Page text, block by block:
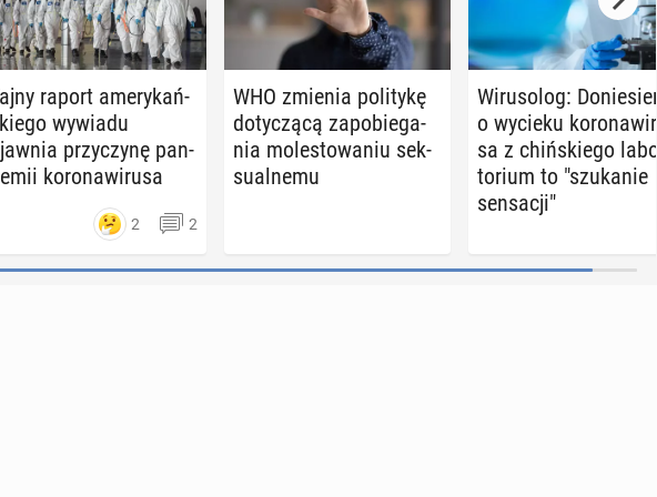
raport ame­ry­kań­
wywiadu
przy­czy­nę pan­
ko­ro­na­wi­ru­sa
2 2
WHO zmienia po­li­ty­kę
do­ty­czą­cą za­po­bie­ga­
nia mo­le­sto­wa­niu sek­
su­al­ne­mu
Wi­ru­so­log:
o wycieku
sa z chiń­skie­go
to­rium to "szu­ka­nie
sen­sa­cji"